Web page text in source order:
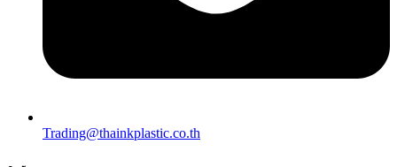
Trading@thainkplastic.co.th